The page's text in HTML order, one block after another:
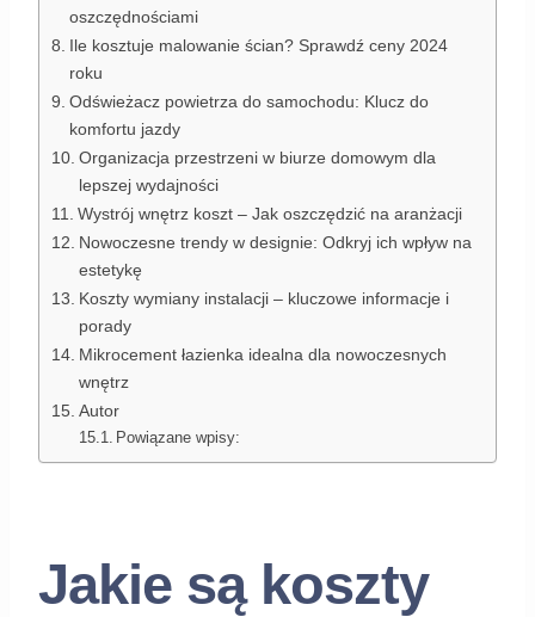
oszczędnościami
Ile kosztuje malowanie ścian? Sprawdź ceny 2024
roku
Odświeżacz powietrza do samochodu: Klucz do
komfortu jazdy
Organizacja przestrzeni w biurze domowym dla
lepszej wydajności
Wystrój wnętrz koszt – Jak oszczędzić na aranżacji
Nowoczesne trendy w designie: Odkryj ich wpływ na
estetykę
Koszty wymiany instalacji – kluczowe informacje i
porady
Mikrocement łazienka idealna dla nowoczesnych
wnętrz
Autor
Powiązane wpisy:
Jakie są koszty